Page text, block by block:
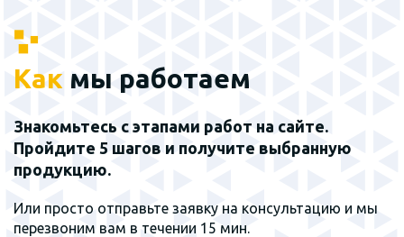
Как мы работаем
Знакомьтесь с этапами работ на сайте.
Пройдите 5 шагов и получите выбранную
продукцию.
Или просто отправьте заявку на консультацию и мы
перезвоним вам в течении 15 мин.